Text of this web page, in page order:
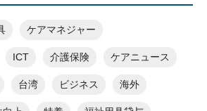
ケアマネジャー
ICT 介護保険 ケアニュース
台湾 ビジネス 海外